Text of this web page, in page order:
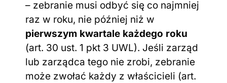
– zebranie musi odbyć się co najmniej
raz w roku, nie później niż w
pierwszym kwartale każdego roku
(art. 30 ust. 1 pkt 3 UWL). Jeśli zarząd
lub zarządca tego nie zrobi, zebranie
może zwołać każdy z właścicieli (art.